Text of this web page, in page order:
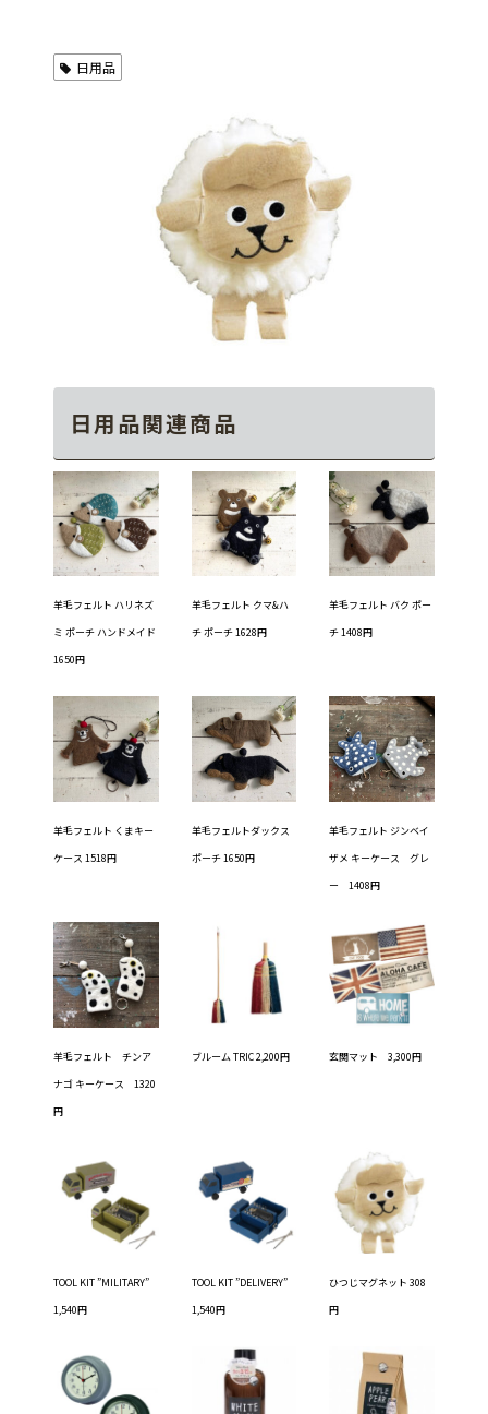
日用品
日用品関連商品
羊毛フェルト ハリネズ
ミ ポーチ ハンドメイド
1650円
羊毛フェルト クマ&ハ
チ ポーチ 1628円
羊毛フェルト バク ポー
チ 1408円
羊毛フェルト くまキー
ケース 1518円
羊毛フェルトダックス
ポーチ 1650円
羊毛フェルト ジンベイ
ザメ キーケース グレ
ー 1408円
羊毛フェルト チンア
ナゴ キーケース 1320
円
ブルーム TRIC 2,200円 玄関マット 3,300円
TOOL KIT ”MILITARY”
1,540円
TOOL KIT ”DELIVERY”
1,540円
ひつじマグネット 308
円